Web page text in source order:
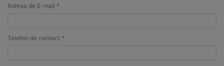
Adresa de E-mail *
Telefon de contact *